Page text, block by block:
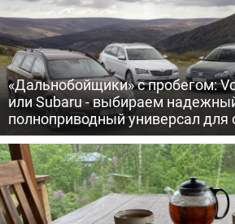
«Дальнобойщики» с пробегом:
или Subaru - выбираем
полноприводный универсал для